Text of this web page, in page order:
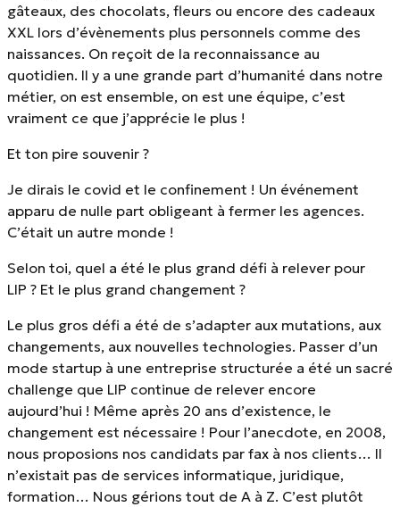
gâteaux, des chocolats, fleurs ou encore des cadeaux
XXL lors d’évènements plus personnels comme des
naissances. On reçoit de la reconnaissance au
quotidien. Il y a une grande part d’humanité dans notre
métier, on est ensemble, on est une équipe, c’est
vraiment ce que j’apprécie le plus !
Et ton pire souvenir ?
Je dirais le covid et le confinement ! Un événement
apparu de nulle part obligeant à fermer les agences.
C’était un autre monde !
Selon toi, quel a été le plus grand défi à relever pour
LIP ? Et le plus grand changement ?
Le plus gros défi a été de s’adapter aux mutations, aux
changements, aux nouvelles technologies. Passer d’un
mode startup à une entreprise structurée a été un sacré
challenge que LIP continue de relever encore
aujourd’hui ! Même après 20 ans d’existence, le
changement est nécessaire ! Pour l’anecdote, en 2008,
nous proposions nos candidats par fax à nos clients… Il
n’existait pas de services informatique, juridique,
formation… Nous gérions tout de A à Z. C’est plutôt